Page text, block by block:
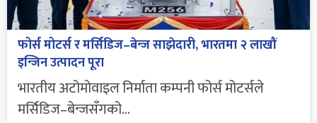
फोर्स मोटर्स र मर्सिडिज–बेन्ज साझेदारी, भारतमा २ लाखौं
इन्जिन उत्पादन पूरा
भारतीय अटोमोवाइल निर्माता कम्पनी फोर्स मोटर्सले
मर्सिडिज–बेन्जसँगको...